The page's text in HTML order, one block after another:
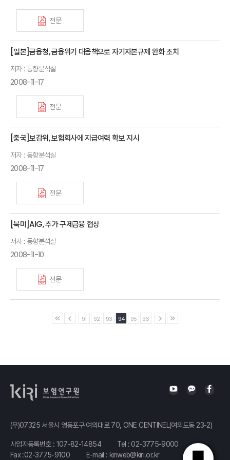
전문
[일본]금융청, 금융위기 대응책으로 자기자본규제 완화 조치
저자 : 동향분석실
2008-11-17
전문
[중국]보감위, 보험회사에 지급여력 확보 지시
저자 : 동향분석실
2008-11-17
전문
[북미]AIG, 추가 구제금융 협상
저자 : 동향분석실
2008-11-10
전문
91 92 93 94 95 96
(우)07325 서울시 영등포구 여의대로 70, ONE CENTINEL(여의도동 23-2)
사업자등록번호 : 107-82-14854 Tel : 02-3775-9000
Fax :02-3775-9100
E-mail : kiriweb@kiri.or.kr